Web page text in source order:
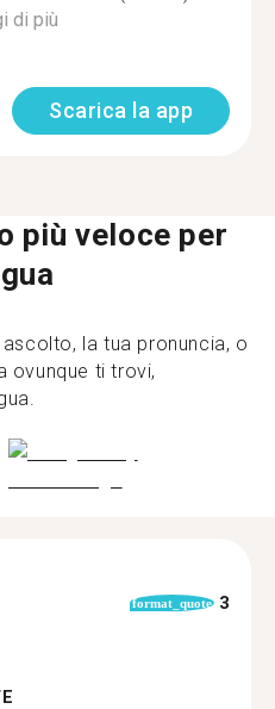
di più
Scarica la app
più veloce per
la tua pronuncia, o
ovunque ti trovi,
format_quote 3